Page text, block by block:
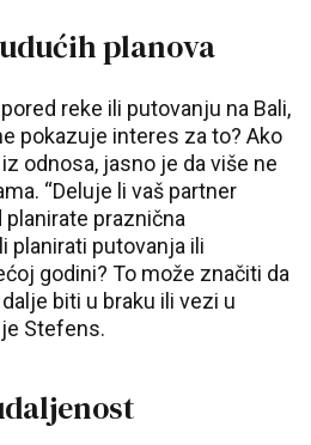
planova
reke ili putovanju na Bali,
pokazuje interes za to? Ako
odnosa, jasno je da više ne
“Deluje li vaš partner
praznična
planirati putovanja ili
godini? To može značiti da
biti u braku ili vezi u
Stefens.